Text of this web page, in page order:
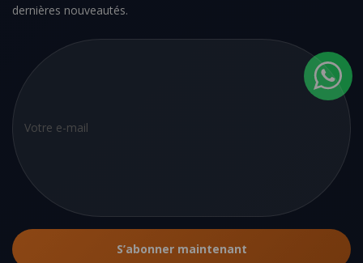
dernières nouveautés.